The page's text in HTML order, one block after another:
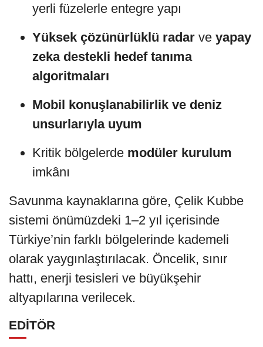
yerli füzelerle entegre yapı
Yüksek çözünürlüklü radar ve yapay
zeka destekli hedef tanıma
algoritmaları
Mobil konuşlanabilirlik ve deniz
unsurlarıyla uyum
Kritik bölgelerde modüler kurulum
imkânı
Savunma kaynaklarına göre, Çelik Kubbe
sistemi önümüzdeki 1–2 yıl içerisinde
Türkiye’nin farklı bölgelerinde kademeli
olarak yaygınlaştırılacak. Öncelik, sınır
hattı, enerji tesisleri ve büyükşehir
altyapılarına verilecek.
EDİTÖR